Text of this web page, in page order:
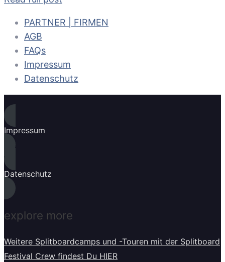
PARTNER | FIRMEN
AGB
FAQs
Impressum
Datenschutz
Impressum
Datenschutz
explore more
Weitere Splitboardcamps und -Touren mit der Splitboard
Festival Crew findest Du HIER